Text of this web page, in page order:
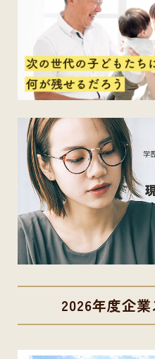
2026年度企